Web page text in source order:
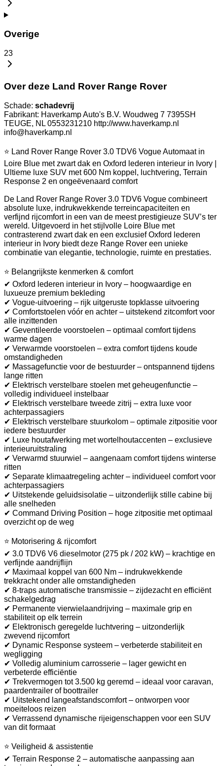
Overige
23
Over deze Land Rover Range Rover
Schade: schadevrij
Fabrikant: Haverkamp Auto's B.V. Woudweg 7 7395SH
TEUGE, NL 0553231210 http://www.haverkamp.nl
info@haverkamp.nl
⭐ Land Rover Range Rover 3.0 TDV6 Vogue Automaat in
Loire Blue met zwart dak en Oxford lederen interieur in Ivory |
Ultieme luxe SUV met 600 Nm koppel, luchtvering, Terrain
Response 2 en ongeëvenaard comfort
De Land Rover Range Rover 3.0 TDV6 Vogue combineert
absolute luxe, indrukwekkende terreincapaciteiten en
verfijnd rijcomfort in een van de meest prestigieuze SUV’s ter
wereld. Uitgevoerd in het stijlvolle Loire Blue met
contrasterend zwart dak en een exclusief Oxford lederen
interieur in Ivory biedt deze Range Rover een unieke
combinatie van elegantie, technologie, ruimte en prestaties.
⭐ Belangrijkste kenmerken & comfort
✔ Oxford lederen interieur in Ivory – hoogwaardige en
luxueuze premium bekleding
✔ Vogue-uitvoering – rijk uitgeruste topklasse uitvoering
✔ Comfortstoelen vóór en achter – uitstekend zitcomfort voor
alle inzittenden
✔ Geventileerde voorstoelen – optimaal comfort tijdens
warme dagen
✔ Verwarmde voorstoelen – extra comfort tijdens koude
omstandigheden
✔ Massagefunctie voor de bestuurder – ontspannend tijdens
lange ritten
✔ Elektrisch verstelbare stoelen met geheugenfunctie –
volledig individueel instelbaar
✔ Elektrisch verstelbare tweede zitrij – extra luxe voor
achterpassagiers
✔ Elektrisch verstelbare stuurkolom – optimale zitpositie voor
iedere bestuurder
✔ Luxe houtafwerking met wortelhoutaccenten – exclusieve
interieuruitstraling
✔ Verwarmd stuurwiel – aangenaam comfort tijdens winterse
ritten
✔ Separate klimaatregeling achter – individueel comfort voor
achterpassagiers
✔ Uitstekende geluidsisolatie – uitzonderlijk stille cabine bij
alle snelheden
✔ Command Driving Position – hoge zitpositie met optimaal
overzicht op de weg
⭐ Motorisering & rijcomfort
✔ 3.0 TDV6 V6 dieselmotor (275 pk / 202 kW) – krachtige en
verfijnde aandrijflijn
✔ Maximaal koppel van 600 Nm – indrukwekkende
trekkracht onder alle omstandigheden
✔ 8-traps automatische transmissie – zijdezacht en efficiënt
schakelgedrag
✔ Permanente vierwielaandrijving – maximale grip en
stabiliteit op elk terrein
✔ Elektronisch geregelde luchtvering – uitzonderlijk
zwevend rijcomfort
✔ Dynamic Response systeem – verbeterde stabiliteit en
wegligging
✔ Volledig aluminium carrosserie – lager gewicht en
verbeterde efficiëntie
✔ Trekvermogen tot 3.500 kg geremd – ideaal voor caravan,
paardentrailer of boottrailer
✔ Uitstekend langeafstandscomfort – ontworpen voor
moeiteloos reizen
✔ Verrassend dynamische rijeigenschappen voor een SUV
van dit formaat
⭐ Veiligheid & assistentie
✔ Terrain Response 2 – automatische aanpassing aan